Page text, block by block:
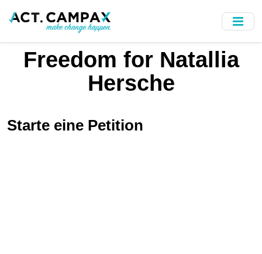
to
contentFreedom for Natallia
Hersche
Starte eine Petition